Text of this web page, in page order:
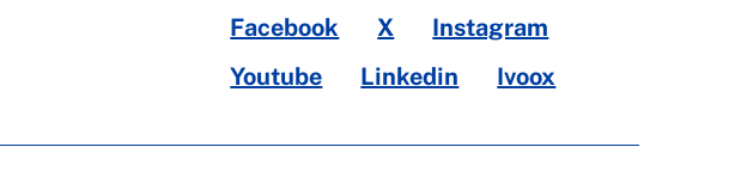
Facebook X
Instagram
Youtube
Linkedin Ivoox